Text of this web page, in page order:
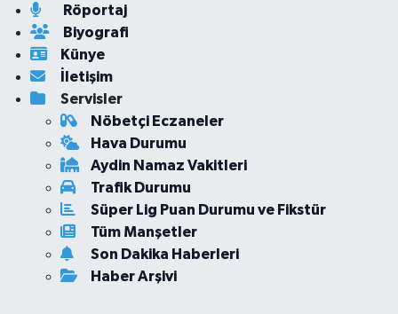
Röportaj
Biyografi
Künye
İletişim
Servisler
Nöbetçi Eczaneler
Hava Durumu
Aydin Namaz Vakitleri
Trafik Durumu
Süper Lig Puan Durumu ve Fikstür
Tüm Manşetler
Son Dakika Haberleri
Haber Arşivi